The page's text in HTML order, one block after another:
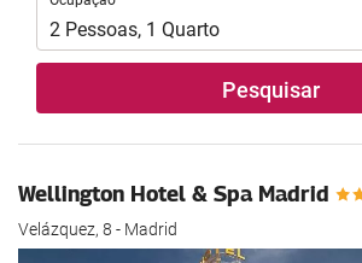
2 Pessoas, 1 Quarto
Pesquisar
Wellington Hotel & Spa Madrid
Velázquez, 8 - Madrid